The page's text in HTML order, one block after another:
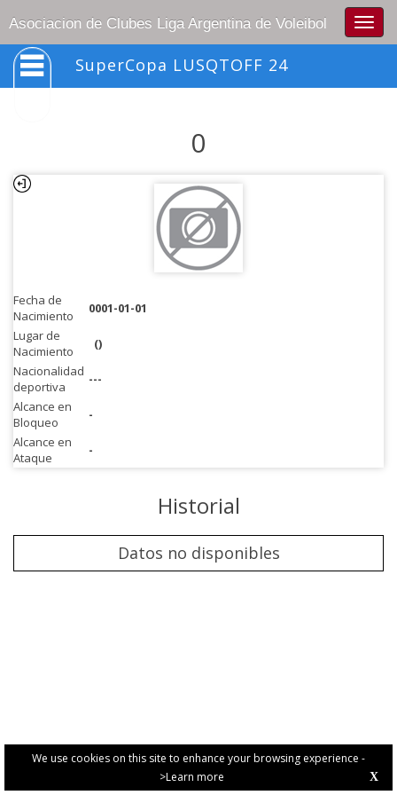
We use cookies on this site to enhance your browsing experience -
>Learn more
X
Asociacion de Clubes Liga Argentina de Voleibol
SuperCopa LUSQTOFF 24
0
Fecha de
Nacimiento
0001-01-01
Lugar de
Nacimiento
()
Nacionalidad
deportiva
---
Alcance en
Bloqueo
-
Alcance en
Ataque
-
Historial
Datos no disponibles